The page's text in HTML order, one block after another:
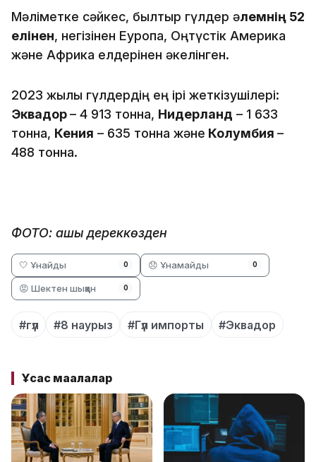
Мәліметке сәйкес, былтыр гүлдер әлемнің 52
елінен, негізінен Еуропа, Оңтүстік Америка
және Африка елдерінен әкелінген.
2023 жылы гүлдердің ең ірі жеткізушілері:
Эквадор– 4 913 тонна, Нидерланд – 1 633
тонна, Кения – 635 тонна және Колумбия –
488 тонна.
ФОТО: ашық дереккөзден
🤍 Ұнайды 0 😞 Ұнамайды 0
😡 Шектен шыққан 0
#гүл #8 наурыз #Гүл импорты #Эквадор
Ұқсас мақалалар